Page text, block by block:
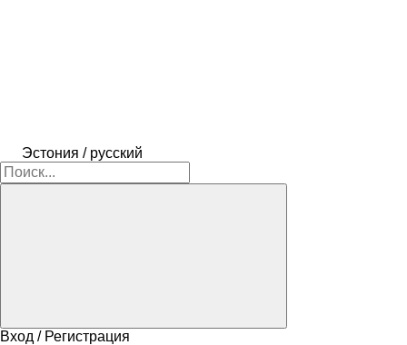
Эстония / русский
Вход / Регистрация